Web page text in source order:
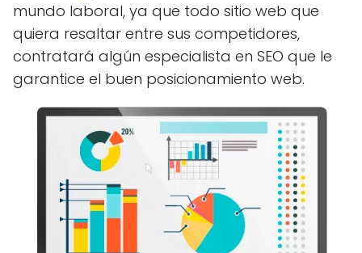
mundo laboral, ya que todo sitio web que
quiera resaltar entre sus competidores,
contratará algún especialista en SEO que le
garantice el buen posicionamiento web.